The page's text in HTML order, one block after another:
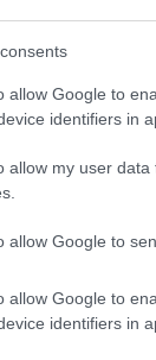
allow Google to
identifiers in
allow my user
allow Google to
allow Google to
identifiers in
di
di lusso,
e le onde
interpreti il